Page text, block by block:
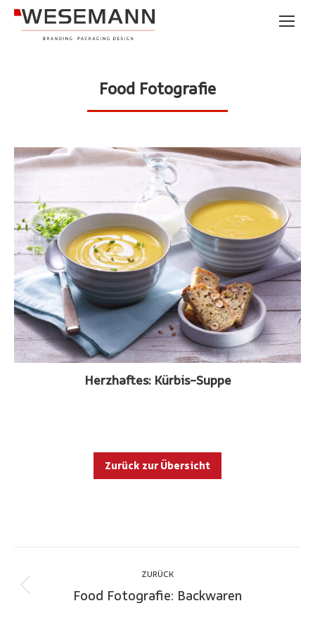
Food Fotografie
Herzhaftes: Kürbis-Suppe
Zurück zur Übersicht
navigation
ZURÜCK
Previous
Food Fotografie: Backwaren